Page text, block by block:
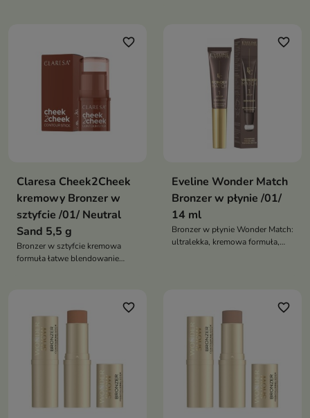
komfortu i pielęgnacji
favorite_border
Claresa Cheek2Cheek
kremowy Bronzer w
sztyfcie /01/ Neutral
Sand 5,5 g
Bronzer w sztyfcie kremowa
formuła łatwe blendowanie
favorite_border
Eveline Wonder Match
Bronzer w płynie /01/
14 ml
Bronzer w płynie Wonder Match:
ultralekka, kremowa formuła,
favorite_border favorite_border